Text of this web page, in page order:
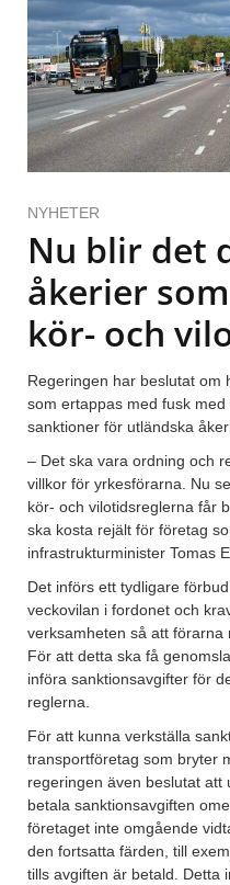
NYHETER
Nu blir det
åkerier
kör- och
Regeringen har beslutat om
som ertappas med fusk
sanktioner för utländska
– Det ska vara ordning och
villkor för yrkesförarna. Nu
kör- och vilotidsreglerna får
ska kosta rejält för företag
infrastrukturminister Tomas
Det införs ett tydligare
veckovilan i fordonet och
verksamheten så att förarna
För att detta ska få
införa sanktionsavgifter för
reglerna.
För att kunna verkställa
transportföretag som bryter
regeringen även beslutat att
betala sanktionsavgiften
företaget inte omgående
den fortsatta färden, till
tills avgiften är betald. Detta